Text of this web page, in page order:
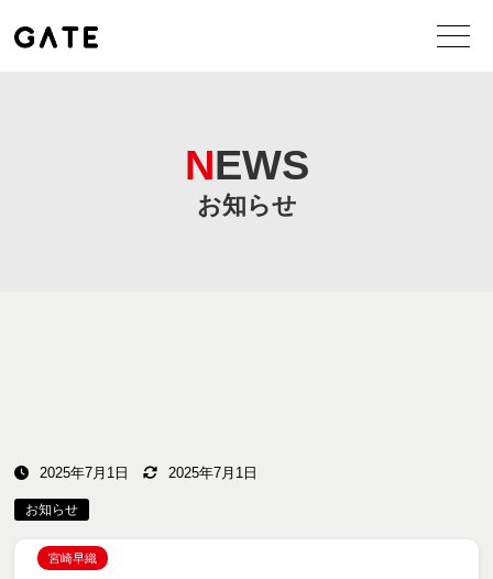
NEWS
お知らせ
2025年7月1日 2025年7月1日
お知らせ
宮崎早織